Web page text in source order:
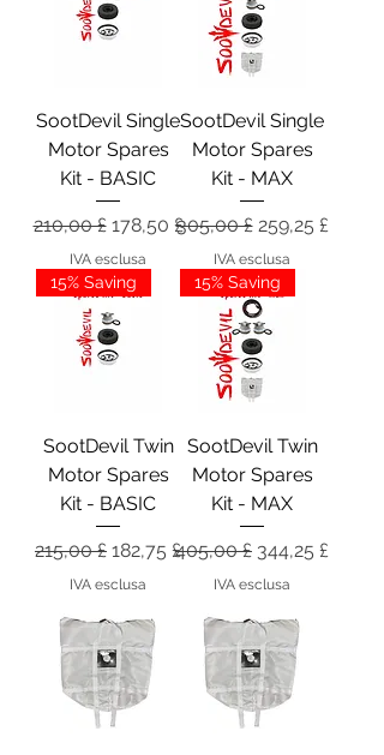
SootDevil Single
Motor Spares
Kit - BASIC
Prezzo regolare
210,00 £ Prezzo scontato
178,50 £
IVA esclusa
SootDevil Single
Motor Spares
Kit - MAX
Prezzo regolare
305,00 £ Prezzo
259,25 £
IVA esclusa
15% Saving
SootDevil Twin
Motor Spares
Kit - BASIC
Prezzo regolare
215,00 £ Prezzo scontato
182,75 £
IVA esclusa
15% Saving
SootDevil Twin
Motor Spares
Kit - MAX
Prezzo regolare
405,00 £ Prezzo
344,25 £
IVA esclusa